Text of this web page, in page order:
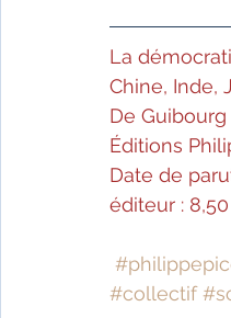
La
Chine, Inde,
De
Éditions
Date de
éditeur :
#collectif